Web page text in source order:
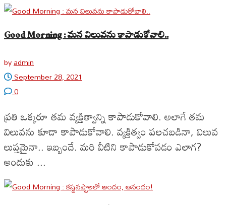
Good Morning : మన విలువను కాపాడుకోవాలి..
byadmin
September 28, 2021
0
ప్రతి ఒక్కరూ తమ వ్యక్తిత్వాన్ని కాపాడుకోవాలి. అలాగే తమ
విలువను కూడా కాపాడుకోవాలి. వ్యక్తిత్వం పలచబడినా, విలువ
లుప్తమైనా.. ఇబ్బందే. మరి వీటిని కాపాడుకోవడం ఎలాగ?
అందుకు ...